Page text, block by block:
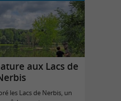
aux Lacs de
les Lacs de Nerbis, un